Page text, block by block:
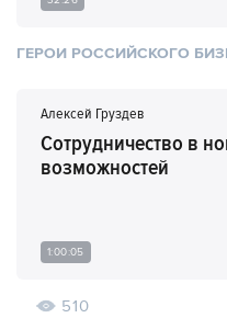
ГЕРОИ РОССИЙСКОГО
Алексей Груздев
Сотрудничество в
возможностей
1:00:05
510